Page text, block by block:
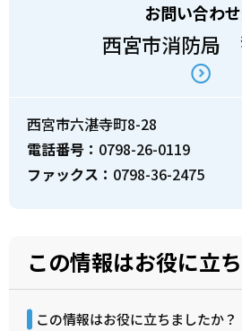
お問い合わ
西宮市消防局
西宮市六湛寺町8-28
電話番号： 0798-26-0119
ファックス： 0798-36-2475
この情報はお役に立
この情報はお役に立ちましたか？